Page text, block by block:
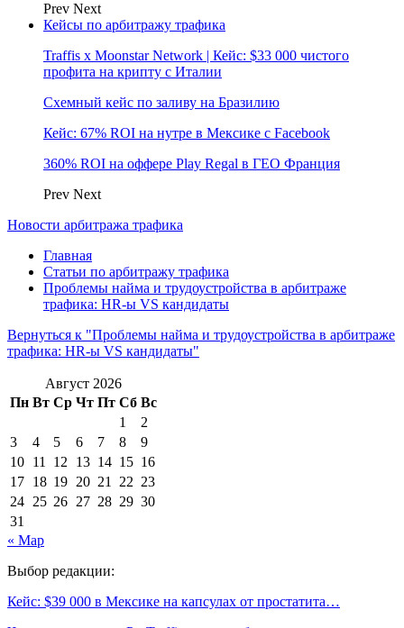
Prev Next
Кейсы по арбитражу трафика
Traffis x Moonstar Network | Кейс: $33 000 чистого
профита на крипту с Италии
Схемный кейс по заливу на Бразилию
Кейс: 67% ROI на нутре в Мексике с Facebook
360% ROI на оффере Play Regal в ГЕО Франция
Prev Next
Новости арбитража трафика
Главная
Статьи по арбитражу трафика
Проблемы найма и трудоустройства в арбитраже
трафика: HR-ы VS кандидаты
Вернуться к "Проблемы найма и трудоустройства в арбитраже
трафика: HR-ы VS кандидаты"
Август 2026
Пн Вт Ср Чт Пт Сб Вс
1
2
3
4 5 6 7 8
9
10 11 12 13 14 15 16
17 18 19 20 21 22 23
24 25 26 27 28 29 30
31
« Мар
Выбор редакции:
Кейс: $39 000 в Мексике на капсулах от простатита…